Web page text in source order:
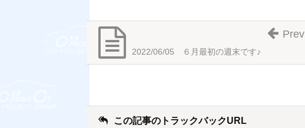
2022/06/05 ６月最初の週末です♪
Prev
この記事のトラックバックURL